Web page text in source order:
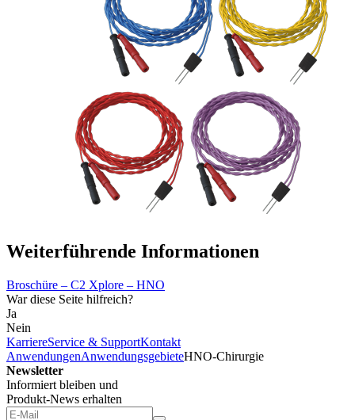
Weiterführende Informationen
Broschüre – C2 Xplore – HNO
War diese Seite hilfreich?
Ja
Nein
KarriereService & SupportKontakt
AnwendungenAnwendungsgebieteHNO-Chirurgie
Newsletter
Informiert bleiben und
Produkt-News erhalten